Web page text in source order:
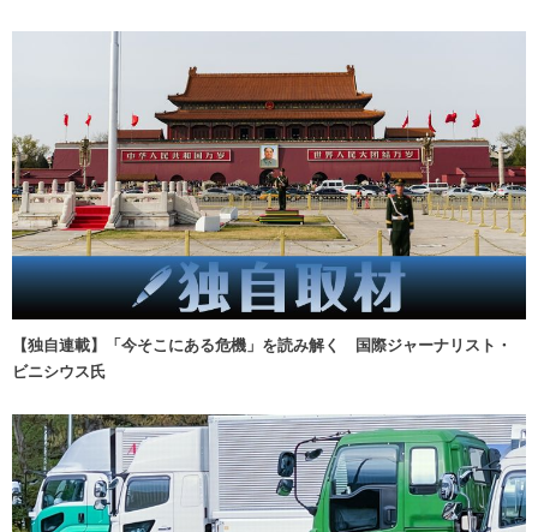
【独自連載】「今そこにある危機」を読み解く 国際ジャーナリスト・
ビニシウス氏